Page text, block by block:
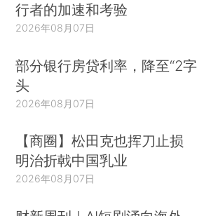
行者的加速和考验
2026年08月07日
部分银行房贷利率，降至“2字
头
2026年08月07日
【商圈】松田克也挥刀止损
明治折戟中国乳业
2026年08月07日